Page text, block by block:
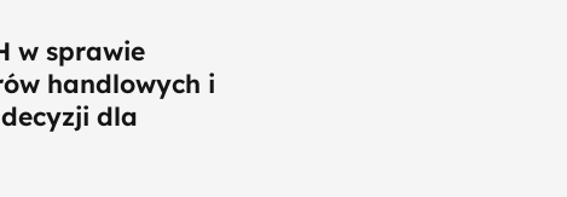
w sprawie
handlowych i
dla